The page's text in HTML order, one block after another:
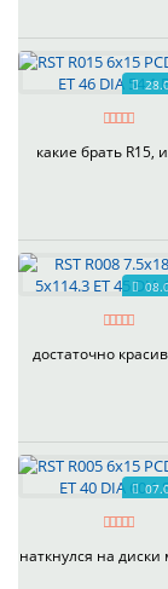
какие брать R15,
достаточно
наткнулся на